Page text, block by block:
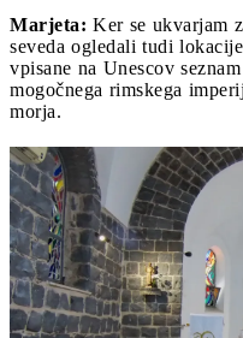
Marjeta: Ker se ukvarjam
seveda ogledali tudi
vpisane na Unescov
mogočnega rimskega
morja.